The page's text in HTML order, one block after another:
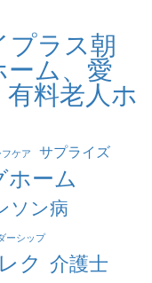
プラス朝
ーム、愛
料老人ホ
フケア サプライズ
ホーム
ソン病
ーシップ
ク 介護士